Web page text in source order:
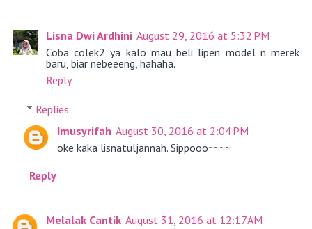
Lisna Dwi Ardhini August 29, 2016 at 5:32 PM
Coba colek2 ya kalo mau beli lipen model n merek
baru, biar nebeeeng, hahaha.
Reply
Replies
Imusyrifah August 30, 2016 at 2:04 PM
oke kaka lisnatuljannah. Sippooo~~~~
Reply
Melalak Cantik August 31, 2016 at 12:17 AM